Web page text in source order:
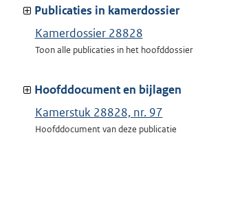
van:
Publicaties in kamerdossier
Kamerdossier 28828
Toon alle publicaties in het hoofddossier
Hoofddocument en bijlagen
Kamerstuk 28828, nr. 97
Hoofddocument van deze publicatie